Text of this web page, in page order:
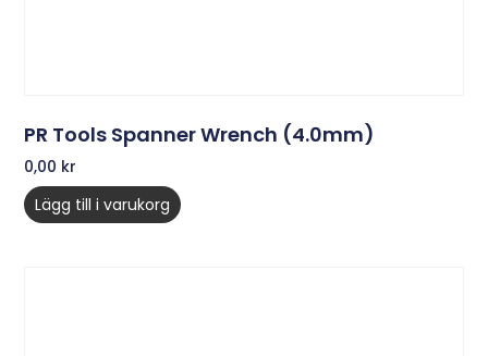
PR Tools Spanner Wrench (4.0mm)
0,00 kr
Lägg till i varukorg